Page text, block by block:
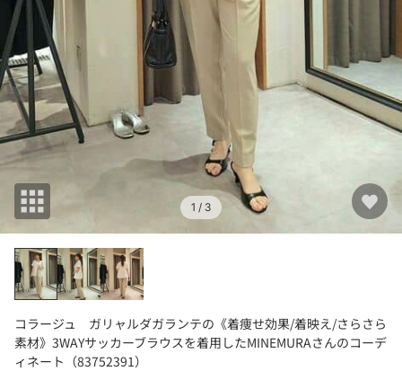
1 / 3
コラージュ ガリャルダガランテの《着痩せ効果/着映え/さらさら
素材》3WAYサッカーブラウスを着用したMINEMURAさんのコーデ
ィネート（83752391）